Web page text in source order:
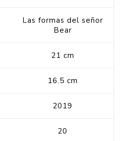
Las formas del señor
Bear
21 cm
16.5 cm
2019
20